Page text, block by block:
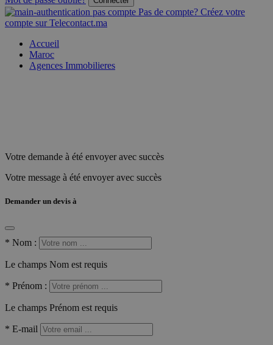
Pas de compte? Créez votre
compte sur Telecontact.ma
Accueil
Maroc
Agences Immobilieres
Votre demande à été envoyer avec succès
Votre message à été envoyer avec succès
Demander un devis à
* Nom :
Le champs Nom est requis
* Prénom :
Le champs Prénom est requis
* E-mail